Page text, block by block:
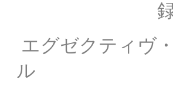
録音場所：
エグゼクティヴ
ル